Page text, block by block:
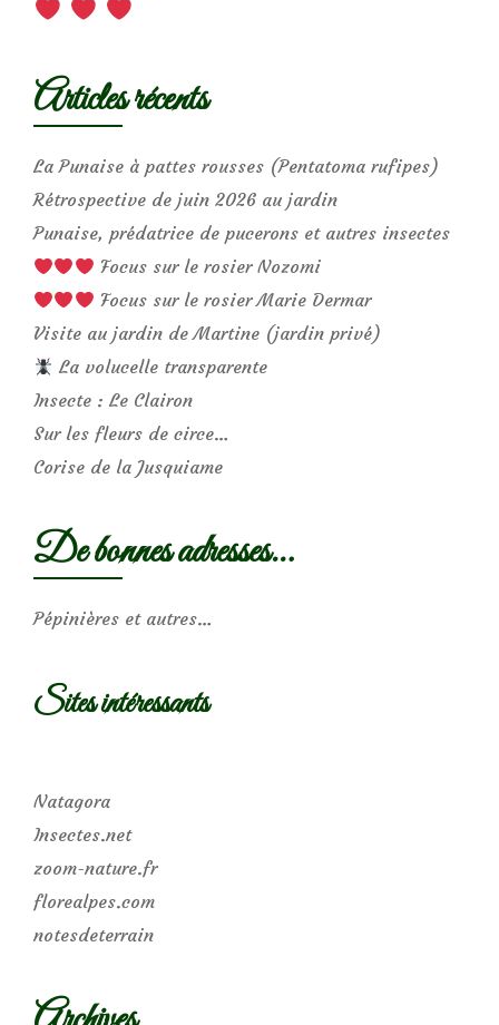
Articles récents
La Punaise à pattes rousses (Pentatoma rufipes)
Rétrospective de juin 2026 au jardin
Punaise, prédatrice de pucerons et autres insectes
Focus sur le rosier Nozomi
Focus sur le rosier Marie Dermar
Visite au jardin de Martine (jardin privé)
La volucelle transparente
Insecte : Le Clairon
Sur les fleurs de circe…
Corise de la Jusquiame
De bonnes adresses…
Pépinières et autres…
Sites intéressants
Natagora
Insectes.net
zoom-nature.fr
florealpes.com
notesdeterrain